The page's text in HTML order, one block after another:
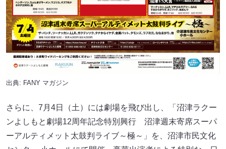
出典: FANY マガジン
さらに、7月4日（土）には劇場を飛び出し、「沼津ラクー
ンよしもと劇場12周年記念特別興行 沼津週末寄席スーパ
ーアルティメット太鼓判ライブ～極～」を、沼津市民文化